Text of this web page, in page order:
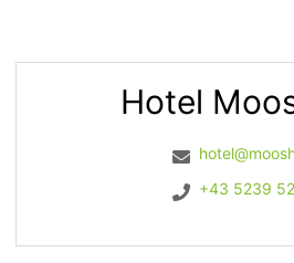
Hotel
+43 5239